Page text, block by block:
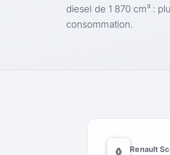
diesel de 1 870 cm³ :
consommation.
Renault